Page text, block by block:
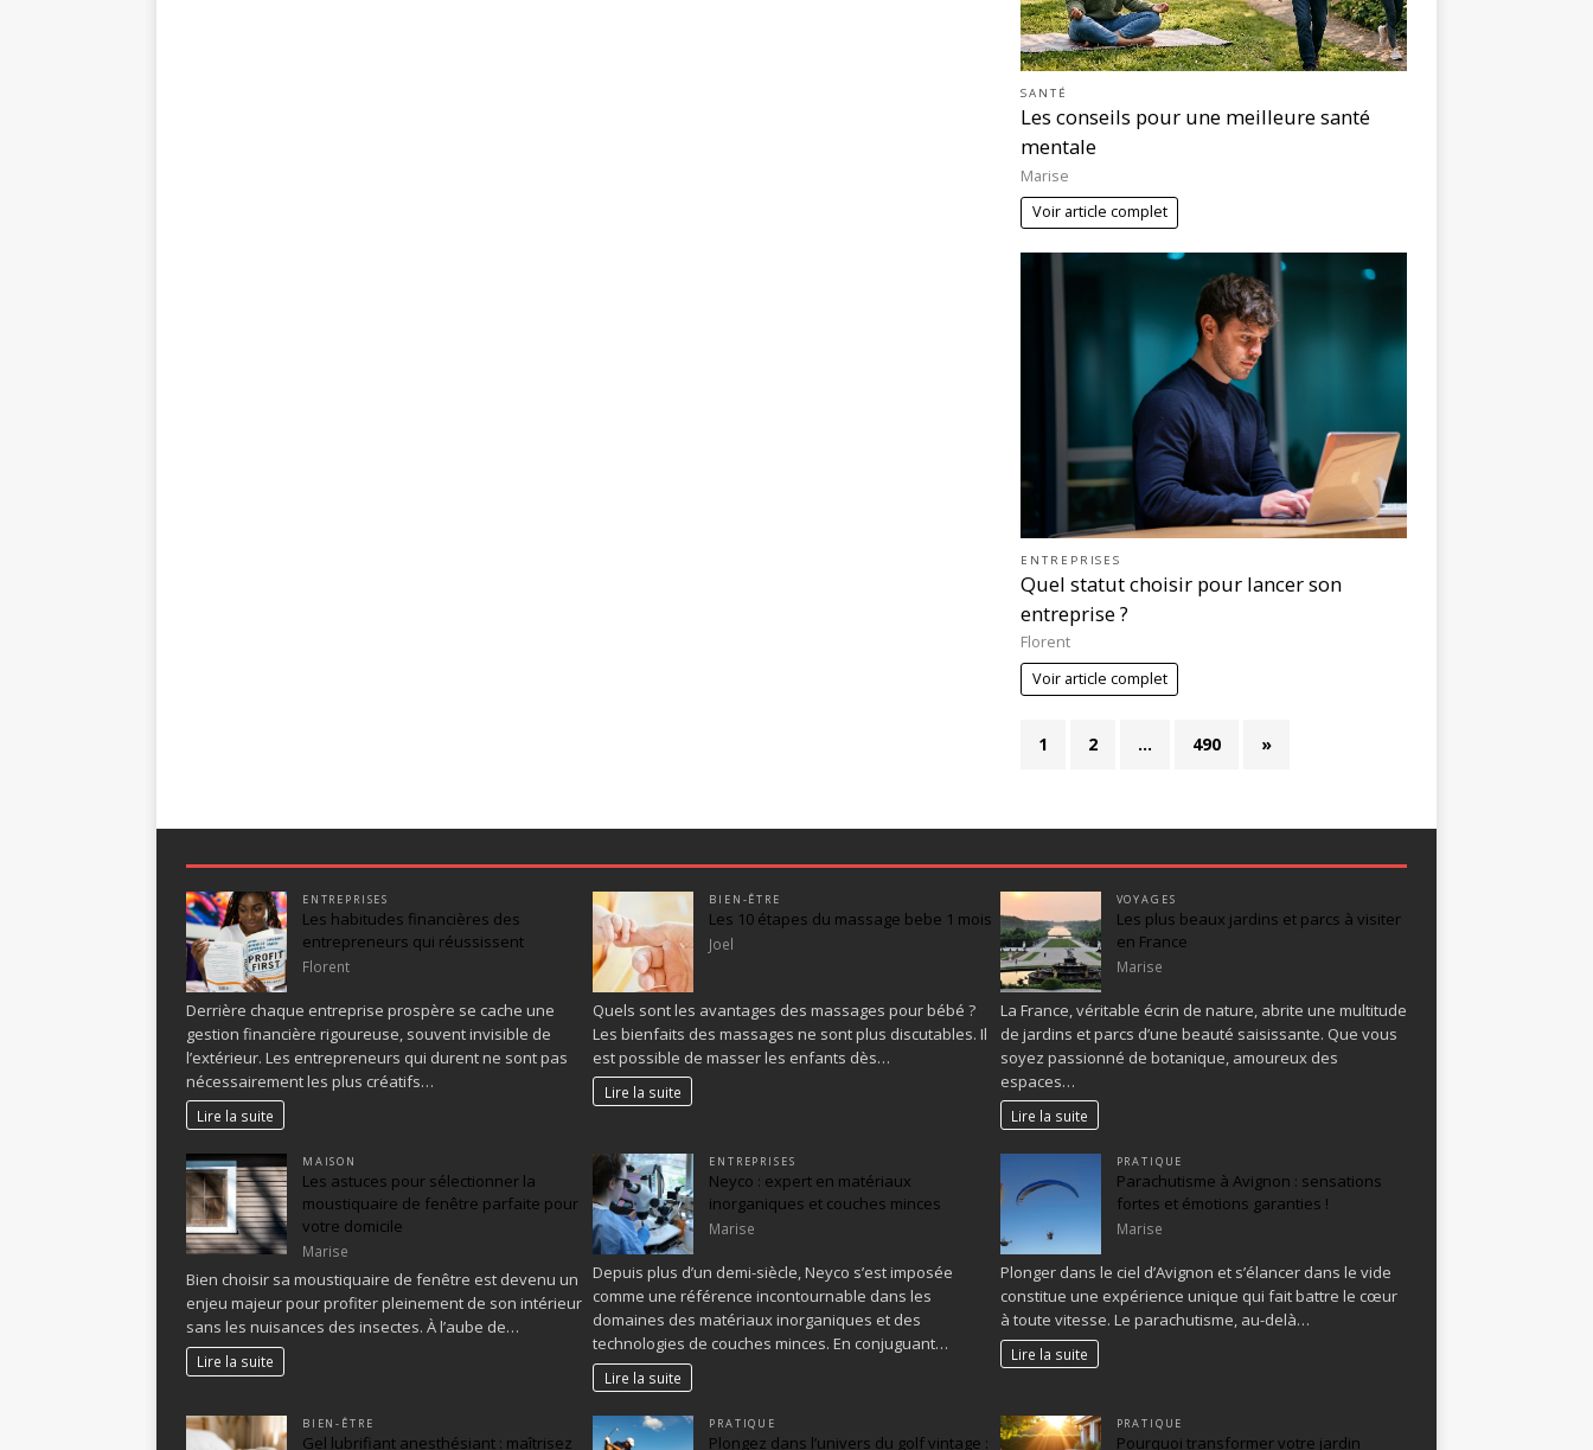
SANTÉ
Les conseils pour une meilleure santé
mentale
Marise
Voir article complet
ENTREPRISES
Quel statut choisir pour lancer son
entreprise ?
Florent
Voir article complet
1 2 … 490 »
ENTREPRISES
Les habitudes financières des
entrepreneurs qui réussissent
Florent
Derrière chaque entreprise prospère se cache une
gestion financière rigoureuse, souvent invisible de
l’extérieur. Les entrepreneurs qui durent ne sont pas
nécessairement les plus créatifs…
Lire la suite
BIEN-ÊTRE
Les 10 étapes du massage bebe 1 mois
Joel
Quels sont les avantages des massages pour bébé ?
Les bienfaits des massages ne sont plus discutables. Il
est possible de masser les enfants dès…
Lire la suite
VOYAGES
Les plus beaux jardins et parcs à visiter
en France
Marise
La France, véritable écrin de nature, abrite une multitude
de jardins et parcs d’une beauté saisissante. Que vous
soyez passionné de botanique, amoureux des
espaces…
Lire la suite
MAISON
Les astuces pour sélectionner la
moustiquaire de fenêtre parfaite pour
votre domicile
Marise
Bien choisir sa moustiquaire de fenêtre est devenu un
enjeu majeur pour profiter pleinement de son intérieur
sans les nuisances des insectes. À l’aube de…
Lire la suite
ENTREPRISES
Neyco : expert en matériaux
inorganiques et couches minces
Marise
Depuis plus d’un demi-siècle, Neyco s’est imposée
comme une référence incontournable dans les
domaines des matériaux inorganiques et des
technologies de couches minces. En conjuguant…
Lire la suite
PRATIQUE
Parachutisme à Avignon : sensations
fortes et émotions garanties !
Marise
Plonger dans le ciel d’Avignon et s’élancer dans le vide
constitue une expérience unique qui fait battre le cœur
à toute vitesse. Le parachutisme, au-delà…
Lire la suite
BIEN-ÊTRE
Gel lubrifiant anesthésiant : maîtrisez
PRATIQUE
Plongez dans l’univers du golf vintage :
PRATIQUE
Pourquoi transformer votre jardin